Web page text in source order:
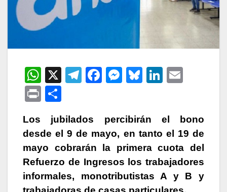
W
h
at
A
p
p
X
T
gr
a
m
F
e
b
o
o
M
s
e
n
g
Bl
s
k
y
Li
e
dI
n
P
nt m
p
ar
tir
Los jubilados percibirán el bono
desde el 9 de mayo, en tanto el 19 de
mayo cobrarán la primera cuota del
Refuerzo de Ingresos los trabajadores
informales, monotributistas A y B y